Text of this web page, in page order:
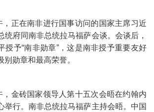
在南非进行国事访问的国家主席习近
统府同南非总统拉马福萨会谈。会谈后，
授予“南非勋章”，这是南非授予重要友好
别勋章和最高荣誉。
砖国家领导人第十五次会晤在约翰内
举行。南非总统拉马福萨主持会晤。中国